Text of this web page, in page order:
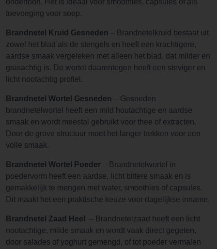
ondertoon. Het is ideaal voor smoothies, capsules of als
toevoeging voor soep.
Brandnetel Kruid Gesneden – Brandnetelkruid bestaat uit
zowel het blad als de stengels en heeft een krachtigere,
aardse smaak vergeleken met alleen het blad, dat milder en
grasachtig is. De wortel daarentegen heeft een steviger en
licht nootachtig profiel.
Brandnetel Wortel Gesneden – Gesneden
brandnetelwortel heeft een mild houtachtige en aardse
smaak en wordt meestal gebruikt voor thee of extracten.
Door de grove structuur moet het langer trekken voor een
volle smaak.
Brandnetel Wortel Poeder – Brandnetelwortel in
poedervorm heeft een aardse, licht bittere smaak en is
gemakkelijk te mengen met water, smoothies of capsules.
Dit maakt het een praktische keuze voor dagelijkse inname.
Brandnetel Zaad Heel
– Brandnetelzaad heeft een licht
nootachtige, milde smaak en wordt vaak direct gegeten,
door salades of yoghurt gemengd, of tot poeder vermalen